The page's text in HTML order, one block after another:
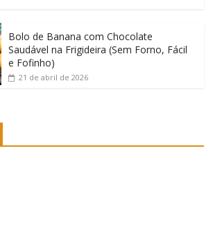
Bolo de Banana com Chocolate
Saudável na Frigideira (Sem Forno, Fácil
e Fofinho)
21 de abril de 2026